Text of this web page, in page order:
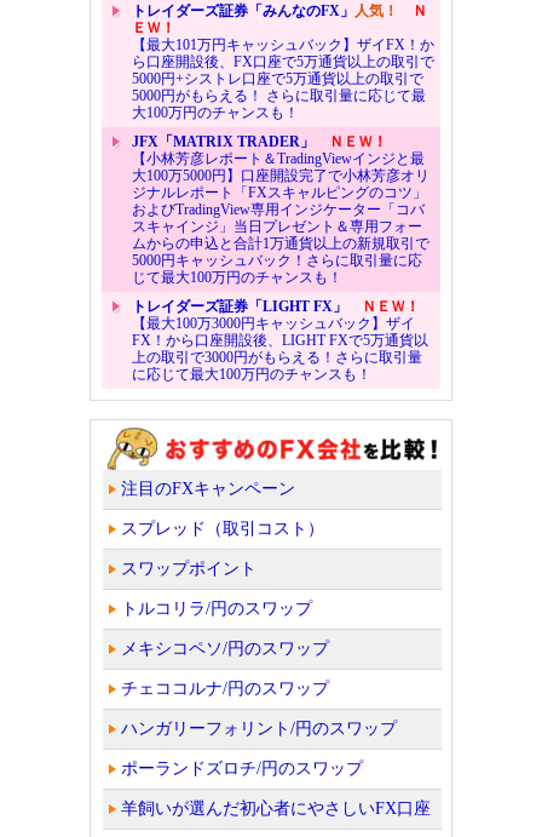
トレイダーズ証券「みんなのFX」 人気！
Ｎ
ＥＷ！
【最大101万円キャッシュバック】ザイFX！か
ら口座開設後、FX口座で5万通貨以上の取引で
5000円+シストレ口座で5万通貨以上の取引で
5000円がもらえる！ さらに取引量に応じて最
大100万円のチャンスも！
JFX「MATRIX TRADER」
ＮＥＷ！
【小林芳彦レポート＆TradingViewインジと最
大100万5000円】口座開設完了で小林芳彦オリ
ジナルレポート「FXスキャルピングのコツ」
およびTradingView専用インジケーター「コバ
スキャインジ」当日プレゼント＆専用フォー
ムからの申込と合計1万通貨以上の新規取引で
5000円キャッシュバック！さらに取引量に応
じて最大100万円のチャンスも！
トレイダーズ証券「LIGHT FX」
ＮＥＷ！
【最大100万3000円キャッシュバック】ザイ
FX！から口座開設後、LIGHT FXで5万通貨以
上の取引で3000円がもらえる！さらに取引量
に応じて最大100万円のチャンスも！
注目のFXキャンペーン
スプレッド（取引コスト）
スワップポイント
トルコリラ/円のスワップ
メキシコペソ/円のスワップ
チェココルナ/円のスワップ
ハンガリーフォリント/円のスワップ
ポーランドズロチ/円のスワップ
羊飼いが選んだ初心者にやさしいFX口座